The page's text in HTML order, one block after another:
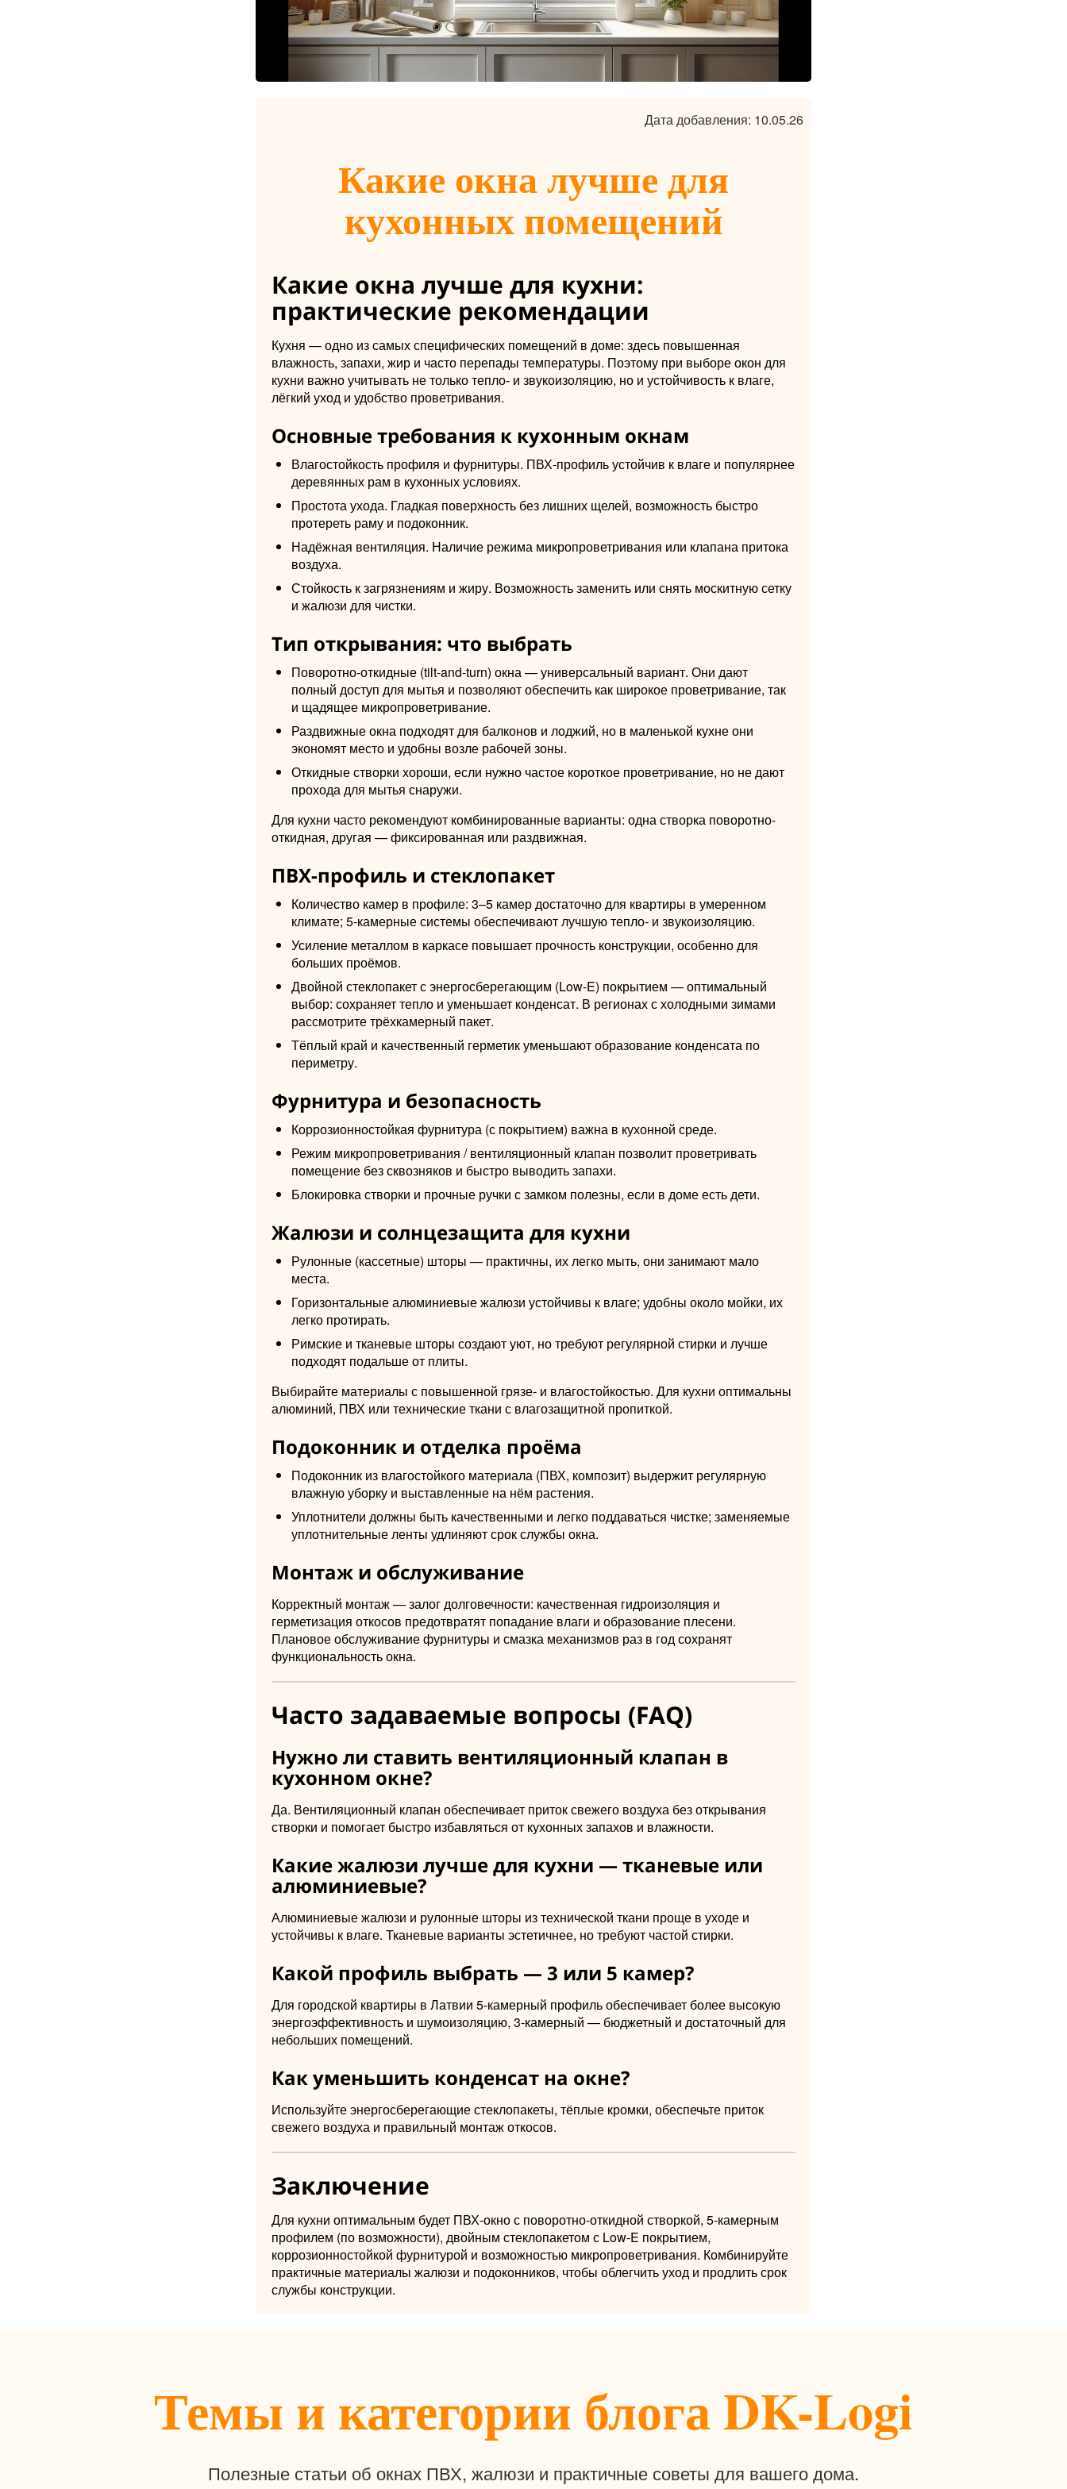
Дата добавления: 10.05.26
Какие окна лучше для
кухонных помещений
Какие окна лучше для кухни:
практические рекомендации
Кухня — одно из самых специфических помещений в доме: здесь повышенная
влажность, запахи, жир и часто перепады температуры. Поэтому при выборе окон для
кухни важно учитывать не только тепло- и звукоизоляцию, но и устойчивость к влаге,
лёгкий уход и удобство проветривания.
Основные требования к кухонным окнам
Влагостойкость профиля и фурнитуры. ПВХ-профиль устойчив к влаге и популярнее
деревянных рам в кухонных условиях.
Простота ухода. Гладкая поверхность без лишних щелей, возможность быстро
протереть раму и подоконник.
Надёжная вентиляция. Наличие режима микропроветривания или клапана притока
воздуха.
Стойкость к загрязнениям и жиру. Возможность заменить или снять москитную сетку
и жалюзи для чистки.
Тип открывания: что выбрать
Поворотно-откидные (tilt-and-turn) окна — универсальный вариант. Они дают
полный доступ для мытья и позволяют обеспечить как широкое проветривание, так
и щадящее микропроветривание.
Раздвижные окна подходят для балконов и лоджий, но в маленькой кухне они
экономят место и удобны возле рабочей зоны.
Откидные створки хороши, если нужно частое короткое проветривание, но не дают
прохода для мытья снаружи.
Для кухни часто рекомендуют комбинированные варианты: одна створка поворотно-
откидная, другая — фиксированная или раздвижная.
ПВХ-профиль и стеклопакет
Количество камер в профиле: 3–5 камер достаточно для квартиры в умеренном
климате; 5-камерные системы обеспечивают лучшую тепло- и звукоизоляцию.
Усиление металлом в каркасе повышает прочность конструкции, особенно для
больших проёмов.
Двойной стеклопакет с энергосберегающим (Low-E) покрытием — оптимальный
выбор: сохраняет тепло и уменьшает конденсат. В регионах с холодными зимами
рассмотрите трёхкамерный пакет.
Тёплый край и качественный герметик уменьшают образование конденсата по
периметру.
Фурнитура и безопасность
Коррозионностойкая фурнитура (с покрытием) важна в кухонной среде.
Режим микропроветривания / вентиляционный клапан позволит проветривать
помещение без сквозняков и быстро выводить запахи.
Блокировка створки и прочные ручки с замком полезны, если в доме есть дети.
Жалюзи и солнцезащита для кухни
Рулонные (кассетные) шторы — практичны, их легко мыть, они занимают мало
места.
Горизонтальные алюминиевые жалюзи устойчивы к влаге; удобны около мойки, их
легко протирать.
Римские и тканевые шторы создают уют, но требуют регулярной стирки и лучше
подходят подальше от плиты.
Выбирайте материалы с повышенной грязе- и влагостойкостью. Для кухни оптимальны
алюминий, ПВХ или технические ткани с влагозащитной пропиткой.
Подоконник и отделка проёма
Подоконник из влагостойкого материала (ПВХ, композит) выдержит регулярную
влажную уборку и выставленные на нём растения.
Уплотнители должны быть качественными и легко поддаваться чистке; заменяемые
уплотнительные ленты удлиняют срок службы окна.
Монтаж и обслуживание
Корректный монтаж — залог долговечности: качественная гидроизоляция и
герметизация откосов предотвратят попадание влаги и образование плесени.
Плановое обслуживание фурнитуры и смазка механизмов раз в год сохранят
функциональность окна.
Часто задаваемые вопросы (FAQ)
Нужно ли ставить вентиляционный клапан в
кухонном окне?
Да. Вентиляционный клапан обеспечивает приток свежего воздуха без открывания
створки и помогает быстро избавляться от кухонных запахов и влажности.
Какие жалюзи лучше для кухни — тканевые или
алюминиевые?
Алюминиевые жалюзи и рулонные шторы из технической ткани проще в уходе и
устойчивы к влаге. Тканевые варианты эстетичнее, но требуют частой стирки.
Какой профиль выбрать — 3 или 5 камер?
Для городской квартиры в Латвии 5-камерный профиль обеспечивает более высокую
энергоэффективность и шумоизоляцию, 3-камерный — бюджетный и достаточный для
небольших помещений.
Как уменьшить конденсат на окне?
Используйте энергосберегающие стеклопакеты, тёплые кромки, обеспечьте приток
свежего воздуха и правильный монтаж откосов.
Заключение
Для кухни оптимальным будет ПВХ-окно с поворотно-откидной створкой, 5-камерным
профилем (по возможности), двойным стеклопакетом с Low-E покрытием,
коррозионностойкой фурнитурой и возможностью микропроветривания. Комбинируйте
практичные материалы жалюзи и подоконников, чтобы облегчить уход и продлить срок
службы конструкции.
Темы и категории блога DK-Logi
Полезные статьи об окнах ПВХ, жалюзи и практичные советы для вашего дома.